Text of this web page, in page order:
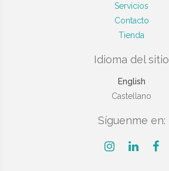
Servicios
Contacto
Tienda
Idioma del sitio
English
Castellano
Síguenme en: